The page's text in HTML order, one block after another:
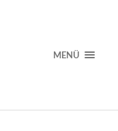
MENÜ